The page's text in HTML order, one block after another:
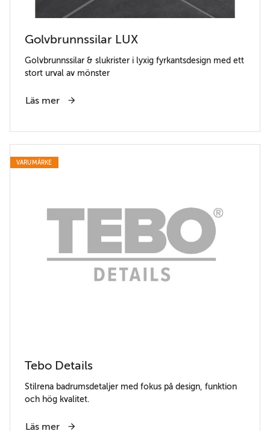
Golvbrunnssilar LUX
Golvbrunnssilar & slukrister i lyxig fyrkantsdesign med ett
stort urval av mönster
Läs mer
VARUMÄRKE
Tebo Details
Stilrena badrumsdetaljer med fokus på design, funktion
och hög kvalitet.
Läs mer